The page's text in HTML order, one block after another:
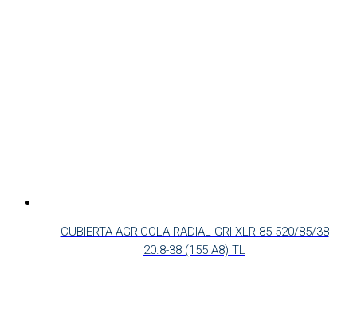
CUBIERTA AGRICOLA RADIAL GRI XLR 85 520/85/38
20.8-38 (155 A8) TL